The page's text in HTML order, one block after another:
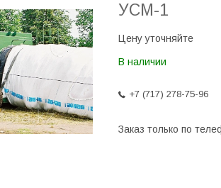
УСМ-1
Цену уточняйте
В наличии
+7 (717) 278-75-96
Заказ только по